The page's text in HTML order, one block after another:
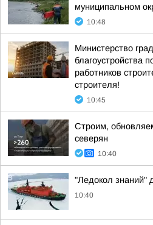
муниципальном
10:48
Министерство
благоустройства
работников
строителя!
10:45
Строим,
северян
10:40
"Ледокол знаний"
10:40